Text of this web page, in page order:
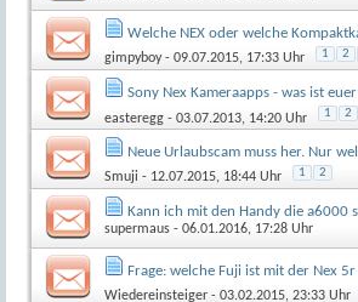
Welche NEX oder welche
gimpyboy- 09.07.2015, 17:33 Uhr 1 2
Sony Nex Kameraapps - was ist
easteregg - 03.07.2013, 14:20 Uhr 1 2
Neue Urlaubscam muss her. Nur
Smuji - 12.07.2015, 18:44 Uhr 1 2
Kann ich mit den Handy die a6000
supermaus - 06.01.2016, 17:28 Uhr
Frage: welche Fuji ist mit der Nex
Wiedereinsteiger - 03.02.2015, 23:33 Uhr